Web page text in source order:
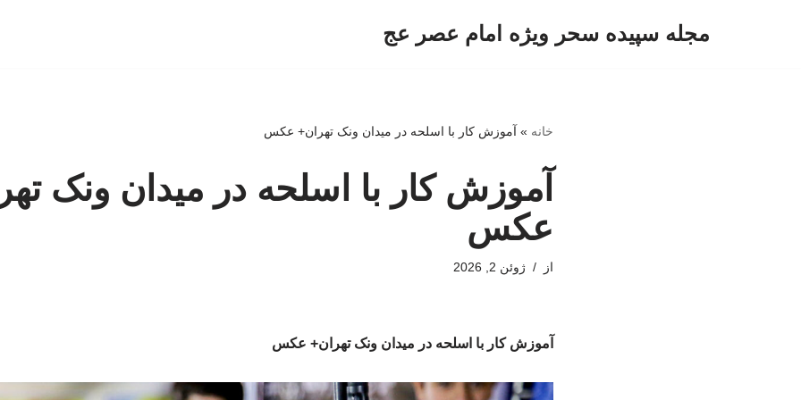
مجله سپیده سحر ویژه امام عصر عج
خانه » آموزش کار با اسلحه در میدان ونک تهران+ عکس
آموزش کار با اسلحه در میدان ونک
عکس
از ژوئن 2, 2026
آموزش کار با اسلحه در میدان ونک تهران+ عکس